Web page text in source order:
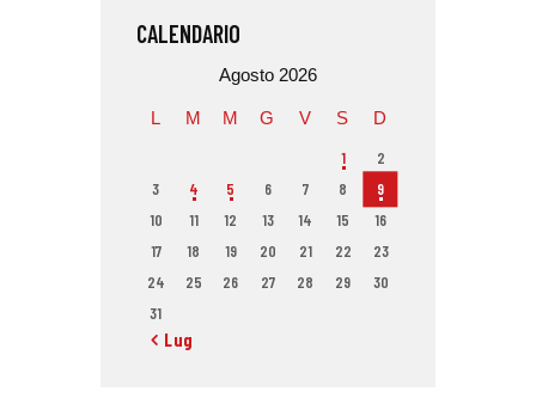
CALENDARIO
Agosto 2026
L M M G V S D
1
2
3
4 5 6 7 8
9
10
11 12 13 14 15
16
17
18 19 20 21 22
23
24
25 26 27 28 29
30
31
« Lug